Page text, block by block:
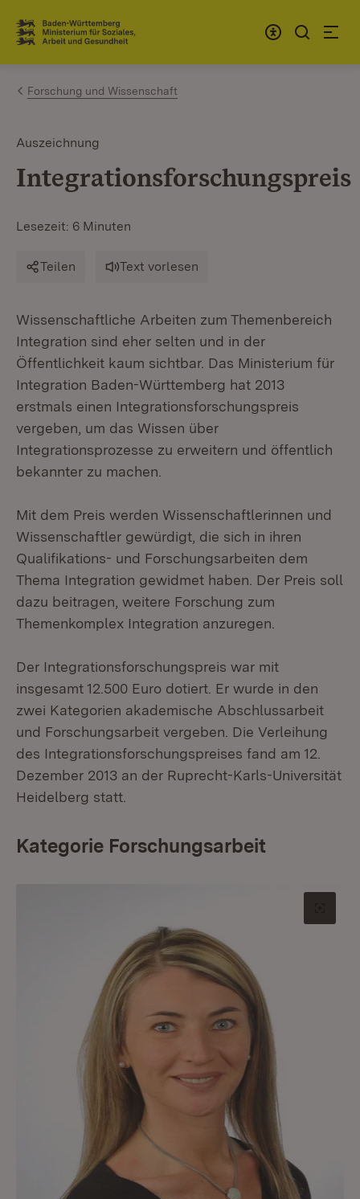
Zum Inhalt springen
Link zur Startseite
Forschung und Wissenschaft
Auszeichnung
Integrationsforschungspreis
Lesezeit: 6 Minuten
Teilen Text vorlesen
Wissenschaftliche Arbeiten zum Themenbereich
Integration sind eher selten und in der
Öffentlichkeit kaum sichtbar. Das Ministerium für
Integration Baden-Württemberg hat 2013
erstmals einen Integrationsforschungspreis
vergeben, um das Wissen über
Integrationsprozesse zu erweitern und öffentlich
bekannter zu machen.
Mit dem Preis werden Wissenschaftlerinnen und
Wissenschaftler gewürdigt, die sich in ihren
Qualifikations- und Forschungsarbeiten dem
Thema Integration gewidmet haben. Der Preis soll
dazu beitragen, weitere Forschung zum
Themenkomplex Integration anzuregen.
Der Integrationsforschungspreis war mit
insgesamt 12.500 Euro dotiert. Er wurde in den
zwei Kategorien akademische Abschlussarbeit
und Forschungsarbeit vergeben. Die Verleihung
des Integrationsforschungspreises fand am 12.
Dezember 2013 an der Ruprecht-Karls-Universität
Heidelberg statt.
Kategorie Forschungsarbeit